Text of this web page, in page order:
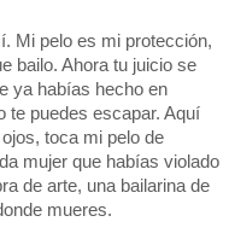
Mi pelo es mi protección,
bailo. Ahora tu juicio se
ya habías hecho en
te puedes escapar. Aquí
toca mi pelo de
mujer que habías violado
de arte, una bailarina de
mueres.